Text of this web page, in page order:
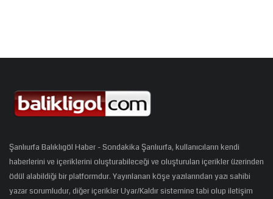
Şanlıurfa Balıklıgöl Haber - Sondakika Şanlıurfa, kullanıcıların kendi
haberlerini ve içeriklerini oluşturabileceği ve oluşturulan içerikler üzerinden
ödül alabildiği bir platformdur. Yayınlanan köşe yazılarından yazı sahibi
yazar sorumludur, diğer içerikler Uyar/Kaldır sistemine tabi olup iletişim